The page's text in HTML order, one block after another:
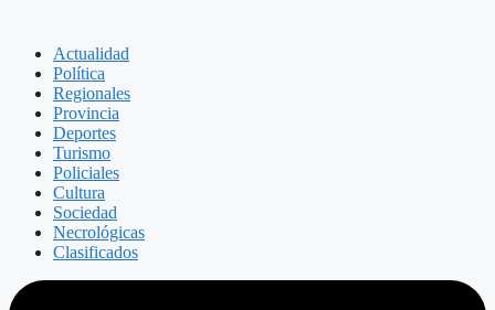
Actualidad
Política
Regionales
Provincia
Deportes
Turismo
Policiales
Cultura
Sociedad
Necrológicas
Clasificados